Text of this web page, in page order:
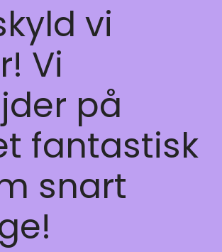
vi
Vi
på
fantastisk
snart